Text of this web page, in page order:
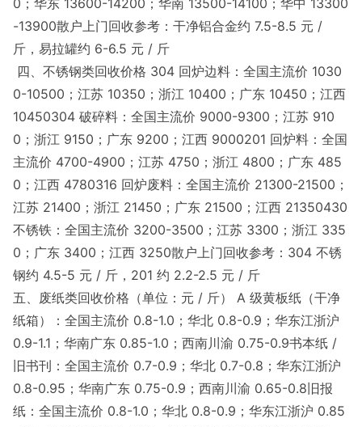
0；华东 13600-14200；华南 13500-14100；华中 13300
-13900散户上门回收参考：干净铝合金约 7.5-8.5 元 /
斤，易拉罐约 6-6.5 元 / 斤
四、不锈钢类回收价格 304 回炉边料：全国主流价 1030
0-10500；江苏 10350；浙江 10400；广东 10450；江西
10450304 破碎料：全国主流价 9000-9300；江苏 910
0；浙江 9150；广东 9200；江西 9000201 回炉料：全国
主流价 4700-4900；江苏 4750；浙江 4800；广东 485
0；江西 4780316 回炉废料：全国主流价 21300-21500；
江苏 21400；浙江 21450；广东 21500；江西 21350430
不锈铁：全国主流价 3200-3500；江苏 3300；浙江 335
0；广东 3400；江西 3250散户上门回收参考：304 不锈
钢约 4.5-5 元 / 斤，201 约 2.2-2.5 元 / 斤
五、废纸类回收价格（单位：元 / 斤） A 级黄板纸（干净
纸箱）：全国主流价 0.8-1.0；华北 0.8-0.9；华东江浙沪
0.9-1.1；华南广东 0.85-1.0；西南川渝 0.75-0.9书本纸 /
旧书刊：全国主流价 0.7-0.9；华北 0.7-0.8；华东江浙沪
0.8-0.95；华南广东 0.75-0.9；西南川渝 0.65-0.8旧报
纸：全国主流价 0.8-1.0；华北 0.8-0.9；华东江浙沪 0.85